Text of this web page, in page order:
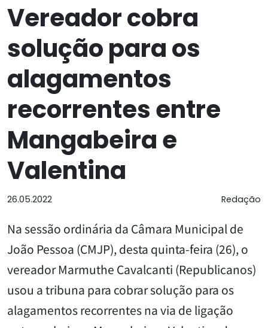
Vereador cobra
solução para os
alagamentos
recorrentes entre
Mangabeira e
Valentina
26.05.2022 Redação
Na sessão ordinária da Câmara Municipal de
João Pessoa (CMJP), desta quinta-feira (26), o
vereador Marmuthe Cavalcanti (Republicanos)
usou a tribuna para cobrar solução para os
alagamentos recorrentes na via de ligação